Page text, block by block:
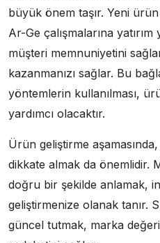
büyük önem taşır. Yeni ürün
Ar-Ge çalışmalarına
müşteri memnuniyetini
kazanmanızı sağlar. Bu
yöntemlerin kullanılması,
yardımcı olacaktır.
Ürün geliştirme
dikkate almak da önemlidir.
doğru bir şekilde anlamak,
geliştirmenize olanak tanır.
güncel tutmak, marka